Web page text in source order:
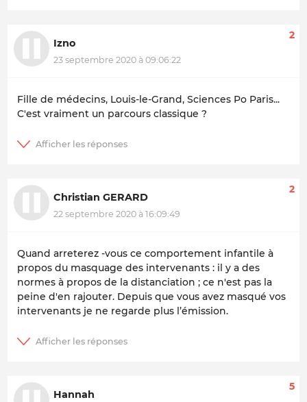
Izno
23 septembre 2020 à 09:06:22
2
Fille de médecins, Louis-le-Grand, Sciences Po Paris...
C'est vraiment un parcours classique ?
Christian GERARD
22 septembre 2020 à 16:09:49
2
Quand arreterez -vous ce comportement infantile à
propos du masquage des intervenants : il y a des
normes à propos de la distanciation ; ce n'est pas la
peine d'en rajouter. Depuis que vous avez masqué vos
intervenants je ne regarde plus l’émission.
Hannah
5